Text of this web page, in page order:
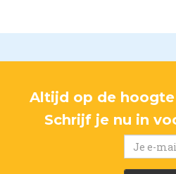
Altijd op de
Schrijf je nu in